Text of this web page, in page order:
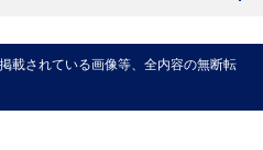
載されている画像等、全内容の無断転